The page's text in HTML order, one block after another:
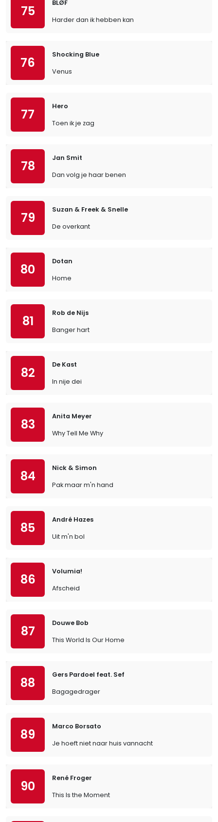
75
BLØF
Harder dan ik hebben kan
76
Shocking Blue
Venus
77
Hero
Toen ik je zag
78
Jan Smit
Dan volg je haar benen
79
Suzan & Freek & Snelle
De overkant
80
Dotan
Home
81
Rob de Nijs
Banger hart
82
De Kast
In nije dei
83
Anita Meyer
Why Tell Me Why
84
Nick & Simon
Pak maar m'n hand
85
André Hazes
Uit m'n bol
86
Volumia!
Afscheid
87
Douwe Bob
This World Is Our Home
88
Gers Pardoel feat. Sef
Bagagedrager
89
Marco Borsato
Je hoeft niet naar huis vannacht
90
René Froger
This Is the Moment